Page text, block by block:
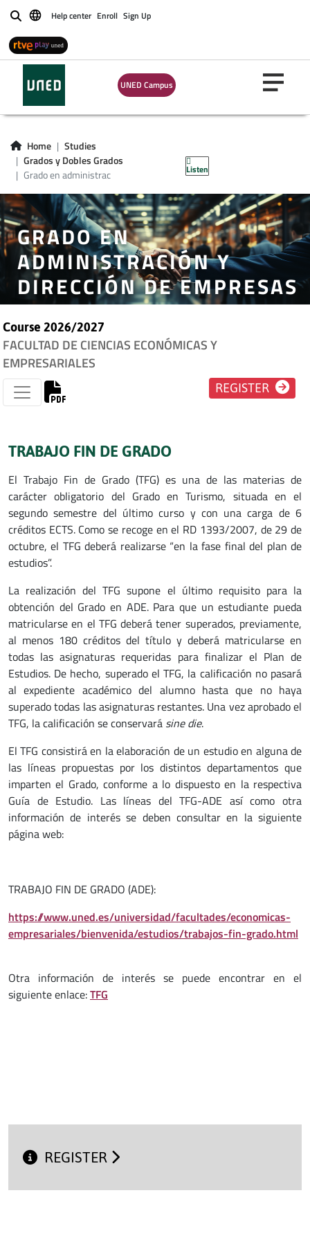
BuscarHelp center Enroll Sign Up
UNED Campus
Home
Studies
Grados y Dobles Grados
Grado en administrac
Listen
GRADO EN
ADMINISTRACIÓN Y
DIRECCIÓN DE EMPRESAS
Course 2026/2027
FACULTAD DE CIENCIAS ECONÓMICAS Y
EMPRESARIALES
REGISTER
TRABAJO FIN DE GRADO
El Trabajo Fin de Grado (TFG) es una de las materias de
carácter obligatorio del Grado en Turismo, situada en el
segundo semestre del último curso y con una carga de 6
créditos ECTS. Como se recoge en el RD 1393/2007, de 29 de
octubre, el TFG deberá realizarse “en la fase final del plan de
estudios”.
La realización del TFG supone el último requisito para la
obtención del Grado en ADE. Para que un estudiante pueda
matricularse en el TFG deberá tener superados, previamente,
al menos 180 créditos del título y deberá matricularse en
todas las asignaturas requeridas para finalizar el Plan de
Estudios. De hecho, superado el TFG, la calificación no pasará
al expediente académico del alumno hasta que no haya
superado todas las asignaturas restantes. Una vez aprobado el
TFG, la calificación se conservará sine die.
El TFG consistirá en la elaboración de un estudio en alguna de
las líneas propuestas por los distintos departamentos que
imparten el Grado, conforme a lo dispuesto en la respectiva
Guía de Estudio. Las líneas del TFG-ADE así como otra
información de interés se deben consultar en la siguiente
página web:
TRABAJO FIN DE GRADO (ADE):
https://www.uned.es/universidad/facultades/economicas-
empresariales/bienvenida/estudios/trabajos-fin-grado.html
Otra información de interés se puede encontrar en el
siguiente enlace:TFG
REGISTER